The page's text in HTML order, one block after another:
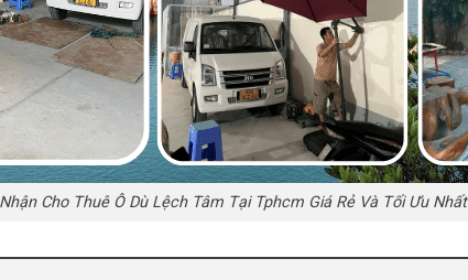
Nhận Cho Thuê Ô Dù Lệch Tâm Tại Tphcm Giá Rẻ Và Tối Ưu Nhất